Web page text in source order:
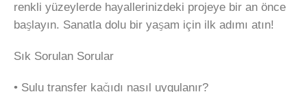
renkli yüzeylerde hayallerinizdeki projeye bir an önce
başlayın. Sanatla dolu bir yaşam için ilk adımı atın!
Sık Sorulan Sorular
• Sulu transfer kağıdı nasıl uygulanır?